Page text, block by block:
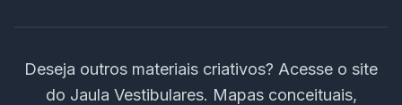
Deseja outros materiais criativos? Acesse o site
do Jaula Vestibulares. Mapas conceituais,